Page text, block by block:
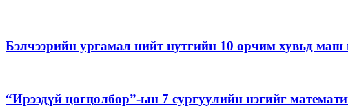
Бэлчээрийн ургамал нийт нутгийн 10 орчим хувьд маш
“Ирээдүй цогцолбор”-ын 7 сургуулийн нэгийг